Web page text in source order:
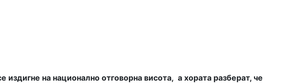
издигне на национално отговорна висота, а хората разберат, че